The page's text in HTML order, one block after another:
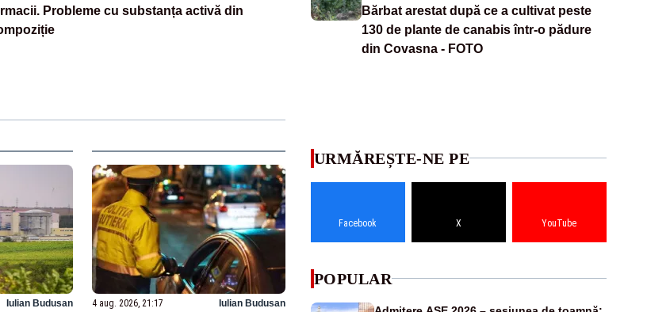
Probleme cu substanța activă din
Bărbat arestat după ce a cultivat peste
130 de plante de canabis într-o pădure
din Covasna - FOTO
Iulian Budusan 4 aug. 2026, 21:17 Iulian Budusan
URMĂREȘTE-NE PE
Facebook X YouTube
POPULAR